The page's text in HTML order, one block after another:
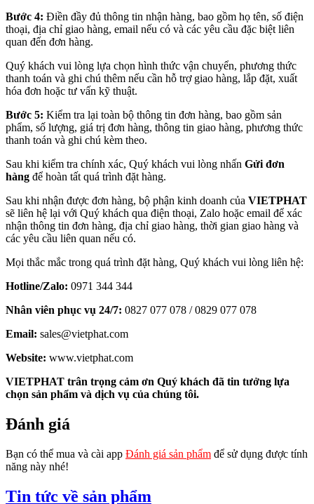
Bước 4: Điền đầy đủ thông tin nhận hàng, bao gồm họ tên, số điện
thoại, địa chỉ giao hàng, email nếu có và các yêu cầu đặc biệt liên
quan đến đơn hàng.
Quý khách vui lòng lựa chọn hình thức vận chuyển, phương thức
thanh toán và ghi chú thêm nếu cần hỗ trợ giao hàng, lắp đặt, xuất
hóa đơn hoặc tư vấn kỹ thuật.
Bước 5: Kiểm tra lại toàn bộ thông tin đơn hàng, bao gồm sản
phẩm, số lượng, giá trị đơn hàng, thông tin giao hàng, phương thức
thanh toán và ghi chú kèm theo.
Sau khi kiểm tra chính xác, Quý khách vui lòng nhấn Gửi đơn
hàng để hoàn tất quá trình đặt hàng.
Sau khi nhận được đơn hàng, bộ phận kinh doanh của VIETPHAT
sẽ liên hệ lại với Quý khách qua điện thoại, Zalo hoặc email để xác
nhận thông tin đơn hàng, địa chỉ giao hàng, thời gian giao hàng và
các yêu cầu liên quan nếu có.
Mọi thắc mắc trong quá trình đặt hàng, Quý khách vui lòng liên hệ:
Hotline/Zalo: 0971 344 344
Nhân viên phục vụ 24/7: 0827 077 078 / 0829 077 078
Email: sales@vietphat.com
Website: www.vietphat.com
VIETPHAT trân trọng cảm ơn Quý khách đã tin tưởng lựa
chọn sản phẩm và dịch vụ của chúng tôi.
Đánh giá
Bạn có thể mua và cài app Đánh giá sản phẩm để sử dụng được tính
năng này nhé!
Tin tức về sản phẩm